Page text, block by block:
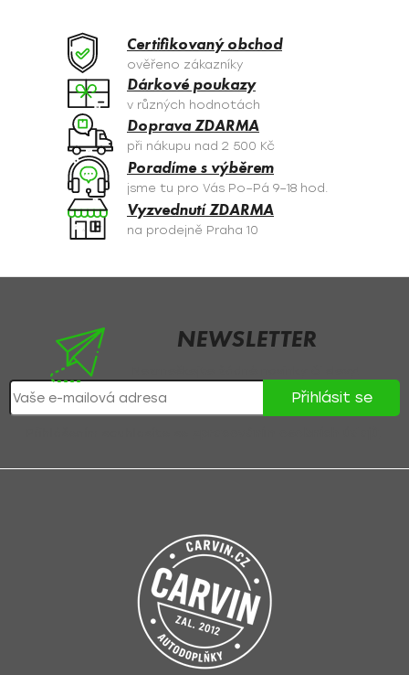
c
í
p
r
v
k
y
v
ý
p
s
Certifikovaný obchod
ověřeno zákazníky
Dárkové poukazy
v různých hodnotách
Doprava ZDARMA
při nákupu nad 2 500 Kč
Poradíme s výběrem
jsme tu pro Vás Po–Pá 9–18 hod.
Vyzvednutí ZDARMA
na prodejně Praha 10
NEWSLETTER
Přihlásit se